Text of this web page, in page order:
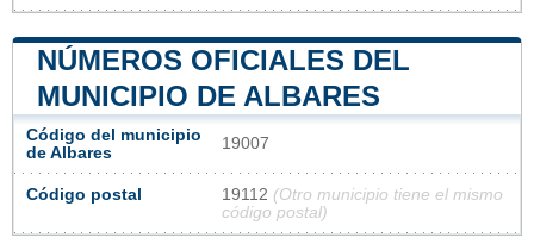
NÚMEROS OFICIALES DEL
MUNICIPIO DE ALBARES
Código del municipio
de Albares
19007
Código postal 19112 (Otro municipio tiene el mismo
código postal)